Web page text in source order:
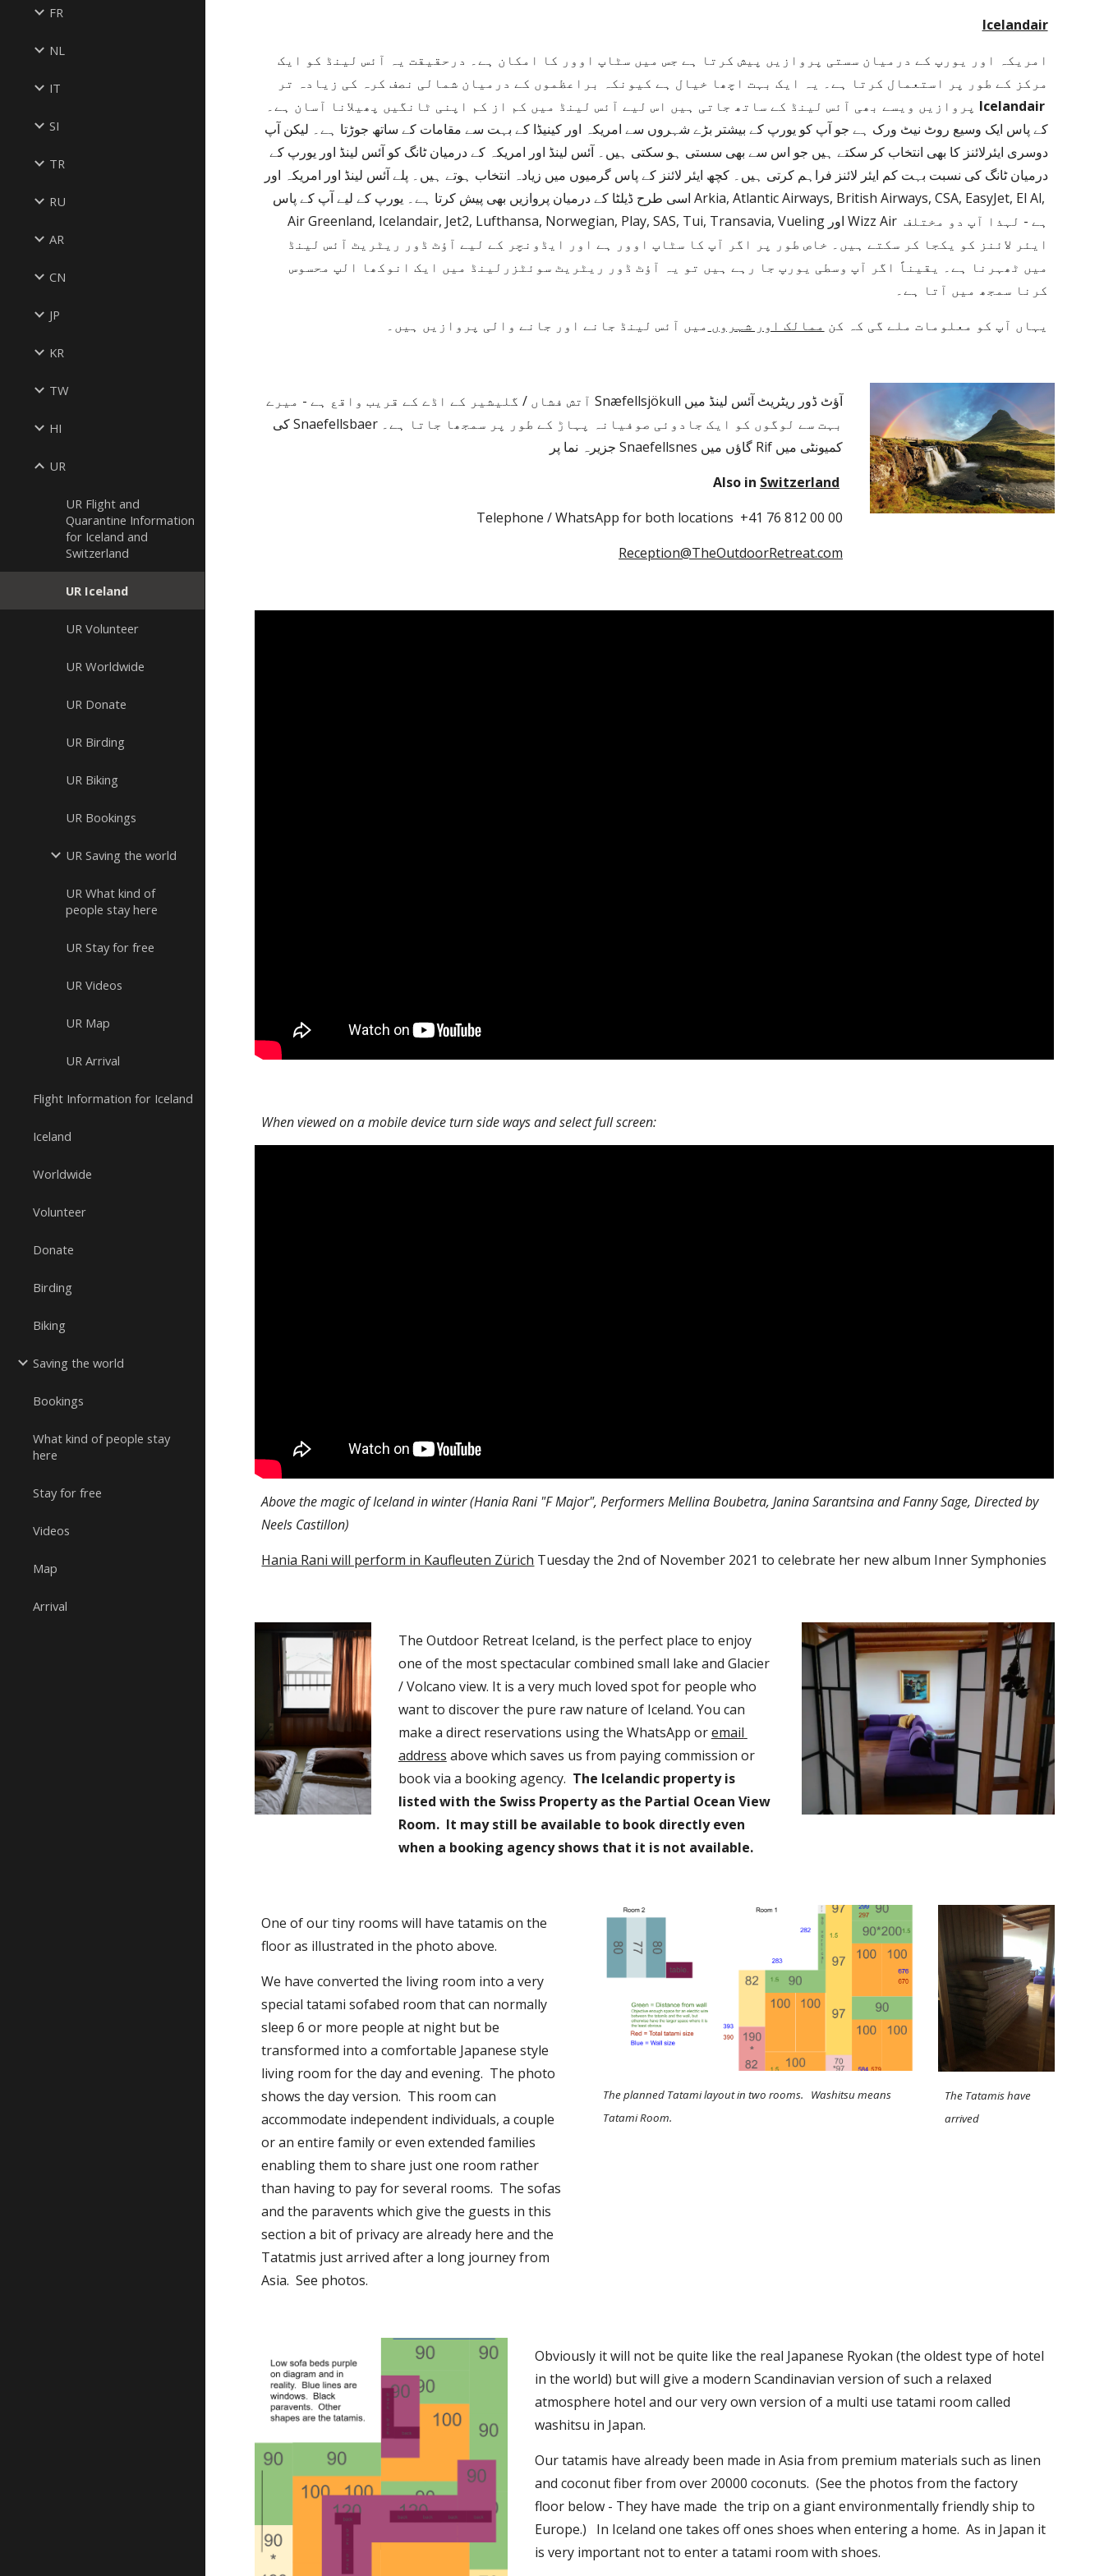
FR
NL
IT
SI
TR
RU
AR
CN
JP
KR
TW
HI
UR
UR Flight and
Quarantine Information
for Iceland and
Switzerland
UR Iceland
UR Volunteer
UR Worldwide
UR Donate
UR Birding
UR Biking
UR Bookings
UR Saving the world
UR What kind of
people stay here
UR Stay for free
UR Videos
UR Map
UR Arrival
Flight Information for Iceland
Iceland
Worldwide
Volunteer
Donate
Birding
Biking
Saving the world
Bookings
What kind of people stay
here
Stay for free
Videos
Map
Arrival
Icelandair
Icelandair
اسی طرح ڈیلٹا کے درمیان پروازیں بھی پیش کرتا ہے۔ یورپ کے لیے آپ کے پاس Arkia, Atlantic Airways, British Airways, CSA, EasyJet, El Al,
Air Greenland, Icelandair, Jet2, Lufthansa, Norwegian, Play, SAS, Tui, Transavia, Vueling اور Wizz Air ہے - لہذا آپ دو مختلف
کرنا سمجھ میں آتا ہے۔
یہاں آپ کو معلومات ملے گی کہ کن ممالک اور شہروں میں آئس لینڈ جانے اور جانے والی پروازیں ہیں۔
آؤٹ ڈور ریٹریٹ آئس لینڈ میں Snæfellsjökull آتش فشاں / گلیشیر کے اڈے کے قریب واقع ہے - میرے
کمیونٹی میں Rif گاؤں میں Snaefellsnes جزیرہ نما پر
Also in Switzerland
Telephone / WhatsApp for both locations  +41 76 812 00 00
Reception@TheOutdoorRetreat.com
When viewed on a mobile device turn side ways and select full screen:
Above the magic of Iceland in winter (Hania Rani "F Major", Performers Mellina Boubetra, Janina Sarantsina and Fanny Sage, Directed by
Neels Castillon)
Hania Rani will perform in Kaufleuten Zürich Tuesday the 2nd of November 2021 to celebrate her new album Inner Symphonies
The Outdoor Retreat Iceland, is the perfect place to enjoy
one of the most spectacular combined small lake and Glacier
/ Volcano view. It is a very much loved spot for people who
want to discover the pure raw nature of Iceland. You can
make a direct reservations using the WhatsApp or email
address above which saves us from paying commission or
book via a booking agency.
  The Icelandic property is
listed with the Swiss Property as the Partial Ocean View
Room.  It may still be available to book directly even
when a booking agency shows that it is not available.
One of our tiny rooms will have tatamis on the
floor as illustrated in the photo above.
We have converted the living room into a very
special tatami sofabed room that can normally
sleep 6 or more people at night but be
transformed into a comfortable Japanese style
living room for the day and evening.  The photo
shows the day version.  This room can
accommodate independent individuals, a couple
or an entire family or even extended families
enabling them to share just one room rather
than having to pay for several rooms.  The sofas
and the paravents which give the guests in this
section a bit of privacy are already here and the
Tatatmis just arrived after a long journey from
Asia.  See photos.
The planned Tatami layout in two rooms.   Washitsu means
Tatami Room.
The Tatamis have
arrived
Obviously it will not be quite like the real Japanese Ryokan (the oldest type of hotel
in the world) but will give a modern Scandinavian version of such a relaxed
atmosphere hotel and our very own version of a multi use tatami room called
washitsu in Japan.
Our tatamis have already been made in Asia from premium materials such as linen
and coconut fiber from over 20000 coconuts.  (See the photos from the factory
floor below - They have made  the trip on a giant environmentally friendly ship to
Europe.)   In Iceland one takes off ones shoes when entering a home.  As in Japan it
is very important not to enter a tatami room with shoes.